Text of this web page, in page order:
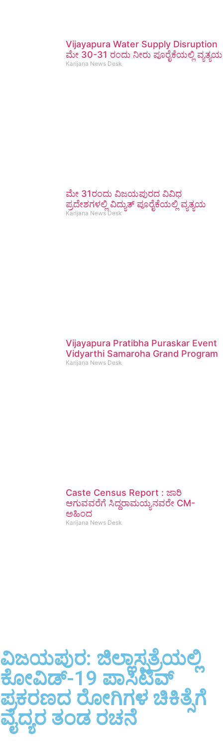
Vijayapura Water Supply Disruption
ಮೇ 30-31 ರಂದು ನೀರು ಪೂರೈಕೆಯಲ್ಲಿ ವ್ಯತ್ಯಯ
Karijana News Desk
ಮೇ 31ರಂದು ವಿಜಯಪುರದ ವಿವಿಧ
ಪ್ರದೇಶಗಳಲ್ಲಿ ವಿದ್ಯುತ್ ಪೂರೈಕೆಯಲ್ಲಿ ವ್ಯತ್ಯಯ
Karijana News Desk
Vijayapura Pratibha Puraskar Event
Vidyarthi Samaroha Grand Program
Karijana News Desk
Caste Census Report : ಜಾರಿ
ಆಗುವವರೆಗೆ ಸಿದ್ದರಾಮಯ್ಯನವರೇ CM-
ಅಹಿಂದ
Karijana News Desk
ವಿಜಯಪುರ: ಜಿಲ್ಲಾಸ್ಪತ್ರೆಯಲ್ಲಿ
ಕೋವಿಡ್-19 ಪಾಸಿಟಿವ್
ಪ್ರಕರಣದ ರೋಗಿಗಳ ಚಿಕಿತ್ಸೆಗೆ
ವೈದ್ಯರ ತಂಡ ರಚನೆ